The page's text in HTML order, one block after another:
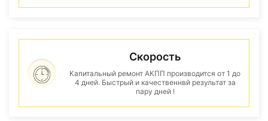
Скорость
Капитальный ремонт АКПП производится от 1 до
4 дней. Быстрый и качественнвй результат за
пару дней !